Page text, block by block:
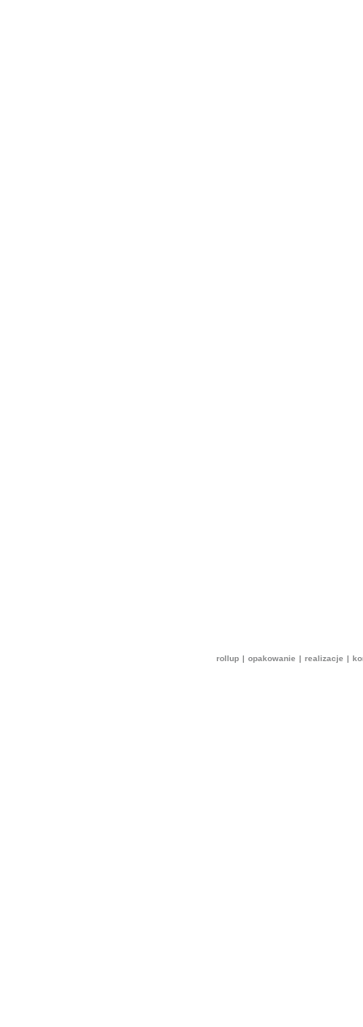
rollup | opakowanie | realizacje |